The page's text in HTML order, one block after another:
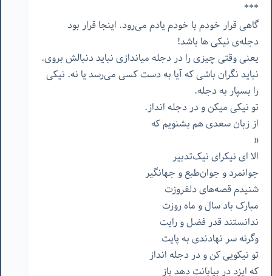
***
گاهی قرار خودم با خودم یادم می‌رود. اینجا قرار بود
دجله‌ی نیکی ها باشد!
یعنی وقتی چیزی را در دجله میاندازی نباید دنبالش بروی.
نباید نگران باشی که آیا به دست کسی می‌رسد یا نه. نیکی
را بسپار به دجله.
تو نیکی میکن و در دجله انداز.
از زبان سعدی هم بشنویم که
«
الا ای نیکرای نیک‌تدبیر
جوانمرد و جوان‌طبع و جهانگیر
شنیدم قصه‌های دلفروزت
مبارک باد سال و ماه روزت
ندانستند قدر فضل و رایت
وگرنه سر نهادندی به پایت
تو نیکویی کن و در دجله انداز
که ایزد در بیابانت دهد باز